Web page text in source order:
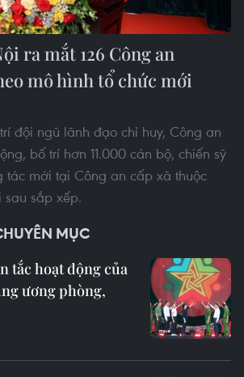
ra mắt 126 Công an
mô hình tổ chức mới
đội ngũ lãnh đạo chỉ huy, Công an
bố trí hơn 11.000 cán bộ, chiến sỹ
tác mới tại Công an cấp xã thuộc
sắp xếp.
MỤC
tắc hoạt động của
ương phòng,